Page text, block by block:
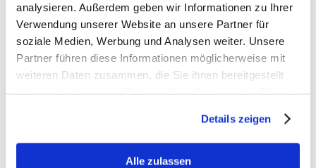
analysieren. Außerdem geben wir Informationen zu Ihrer
Verwendung unserer Website an unsere Partner für
soziale Medien, Werbung und Analysen weiter. Unsere
Partner führen diese Informationen möglicherweise mit
weiteren Daten zusammen, die Sie ihnen bereitgestellt
Details zeigen
Alle zulassen
Faktoren Analyse
Wichtige Faktoren
DasGewichtdes Kunden ist ein wichtiger Faktor, um die
Ausgangsbasis für die passende Seilringstärke zu ermitteln. Da
Das persönliche Trainingszieldes Kunden ist ebenfalls von
Bedeutung. Die meisten Kunden haben bereits konkrete